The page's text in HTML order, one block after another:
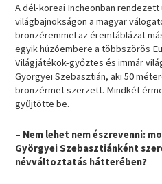
A dél-koreai Incheonban
világbajnokságon a magyar
bronzéremmel az éremtáblázat
egyik húzóembere a többszörös
Világjátékok-győztes és immár
Györgyei Szebasztián, aki 50
bronzérmet szerzett. Mindkét
gyűjtötte be.
– Nem lehet nem észrevenni:
Györgyei Szebasztiánként
névváltoztatás hátterében?